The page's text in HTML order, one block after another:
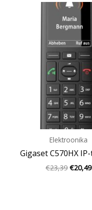
Elektroonika
Gigaset C570HX
€23,39
Algne
hind
oli:
€23,39.
€20,49